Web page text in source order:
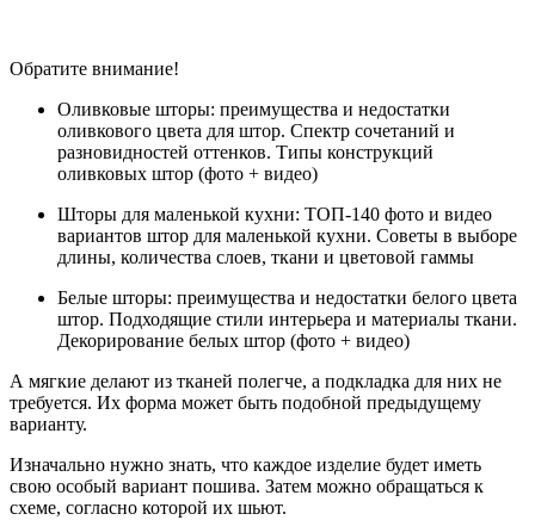
Обратите внимание!
Оливковые шторы: преимущества и недостатки
оливкового цвета для штор. Спектр сочетаний и
разновидностей оттенков. Типы конструкций
оливковых штор (фото + видео)
Шторы для маленькой кухни: ТОП-140 фото и видео
вариантов штор для маленькой кухни. Советы в выборе
длины, количества слоев, ткани и цветовой гаммы
Белые шторы: преимущества и недостатки белого цвета
штор. Подходящие стили интерьера и материалы ткани.
Декорирование белых штор (фото + видео)
А мягкие делают из тканей полегче, а подкладка для них не
требуется. Их форма может быть подобной предыдущему
варианту.
Изначально нужно знать, что каждое изделие будет иметь
свою особый вариант пошива. Затем можно обращаться к
схеме, согласно которой их шьют.